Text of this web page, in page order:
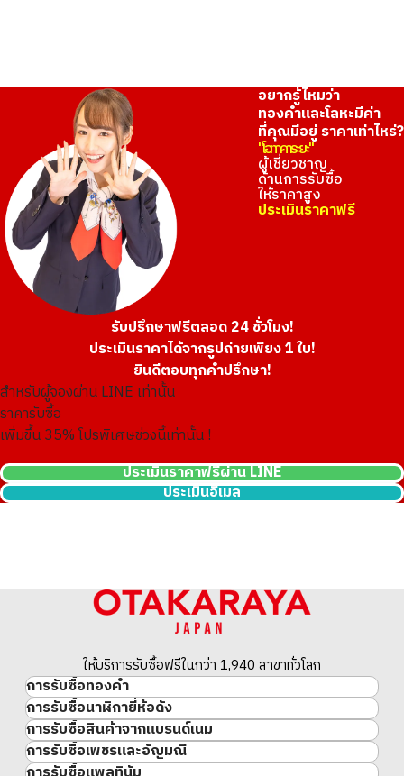
ราคารับซื้ออ้างอิง
อยากรู้ไหมว่า
ทองคำและโลหะมีค่า
ที่คุณมีอยู่ ราคาเท่าไหร่?
"โอทาคาระยะ"
ผู้เชี่ยวชาญ
ด้านการรับซื้อ
ให้ราคาสูง
ประเมินราคาฟรี
รับปรึกษาฟรีตลอด 24 ชั่วโมง!
ประเมินราคาได้จากรูปถ่ายเพียง 1 ใบ!
ยินดีตอบทุกคำปรึกษา!
สำหรับผู้จองผ่าน LINE เท่านั้น
ราคารับซื้อ
เพิ่มขึ้น35% โปรพิเศษช่วงนี้เท่านั้น !
ประเมินราคาฟรีผ่าน LINE
ประเมินอีเมล
ให้บริการรับซื้อฟรีในกว่า 1,940 สาขาทั่วโลก
การรับซื้อทองคำ
ทองคำ
ทองคำแท่ง
เหรียญทองคำ/เหรียญเงิน
การรับซื้อนาฬิกายี่ห้อดัง
นาฬิกาแบรนด์เนม
Rolex
การรับซื้อสินค้าจากแบรนด์เนม
สินค้าแบรนด์เนม
การรับซื้อเพชรและอัญมณี